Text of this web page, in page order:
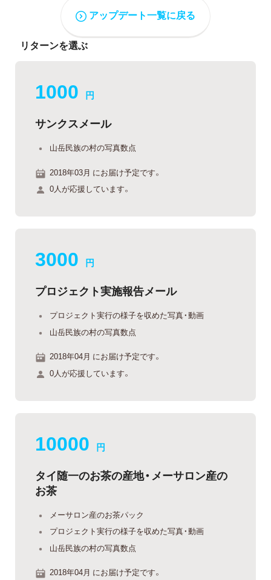
アップデート一覧に戻る
リターンを選ぶ
1000 円
サンクスメール
山岳民族の村の写真数点
2018年03月 にお届け予定です。
0人が応援しています。
3000 円
プロジェクト実施報告メール
プロジェクト実行の様子を収めた写真・動画
山岳民族の村の写真数点
2018年04月 にお届け予定です。
0人が応援しています。
10000 円
タイ随一のお茶の産地・メーサロン産の
お茶
メーサロン産のお茶パック
プロジェクト実行の様子を収めた写真・動画
山岳民族の村の写真数点
2018年04月 にお届け予定です。